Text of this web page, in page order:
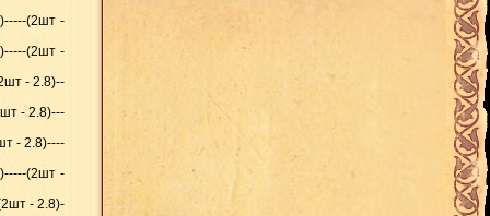
(2шт -
(2шт -
- 2.8)--
- 2.8)---
- 2.8)----
(2шт -
- 2.8)-